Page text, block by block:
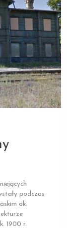
podczas
ok.
1900 r.